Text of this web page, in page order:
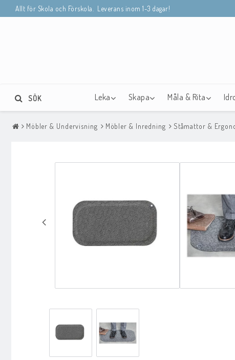
Allt för Skola och Förskola. Leverans inom 1-3 dagar!
Leka Skapa Måla & Rita
SÖK
Möbler & Undervisning Möbler & Inredning Ståmattor &